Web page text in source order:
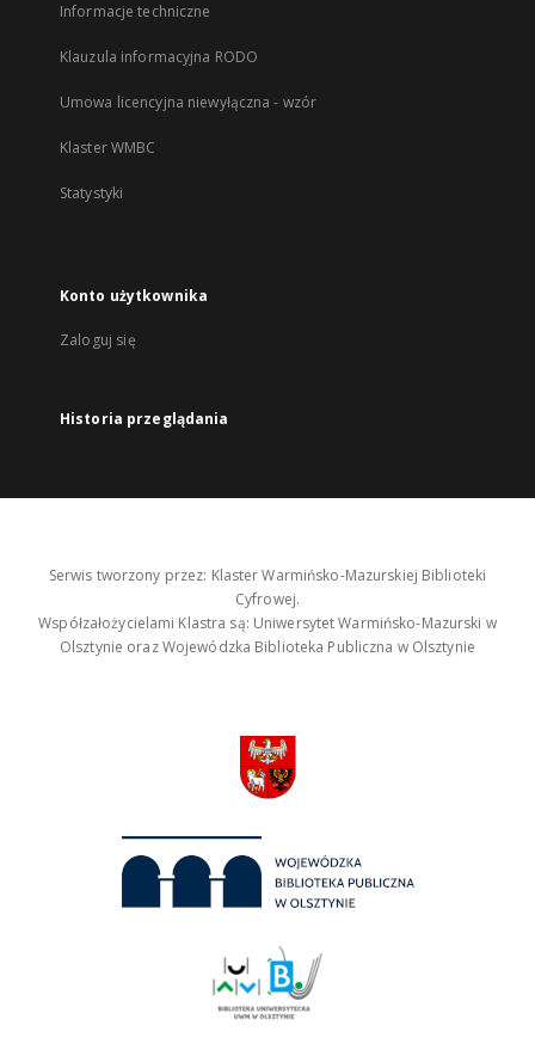
Informacje techniczne
Klauzula informacyjna RODO
Umowa licencyjna niewyłączna - wzór
Klaster WMBC
Statystyki
Konto użytkownika
Zaloguj się
Historia przeglądania
Serwis tworzony przez: Klaster Warmińsko-Mazurskiej Biblioteki
Cyfrowej.
Współzałożycielami Klastra są: Uniwersytet Warmińsko-Mazurski w
Olsztynie oraz Wojewódzka Biblioteka Publiczna w Olsztynie